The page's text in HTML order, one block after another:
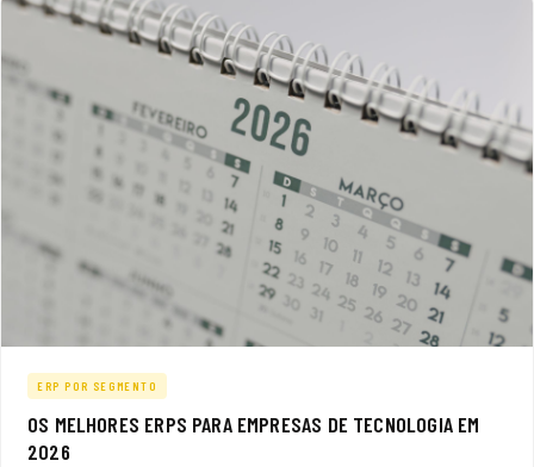
ERP POR SEGMENTO
OS MELHORES ERPS PARA EMPRESAS DE TECNOLOGIA EM
2026